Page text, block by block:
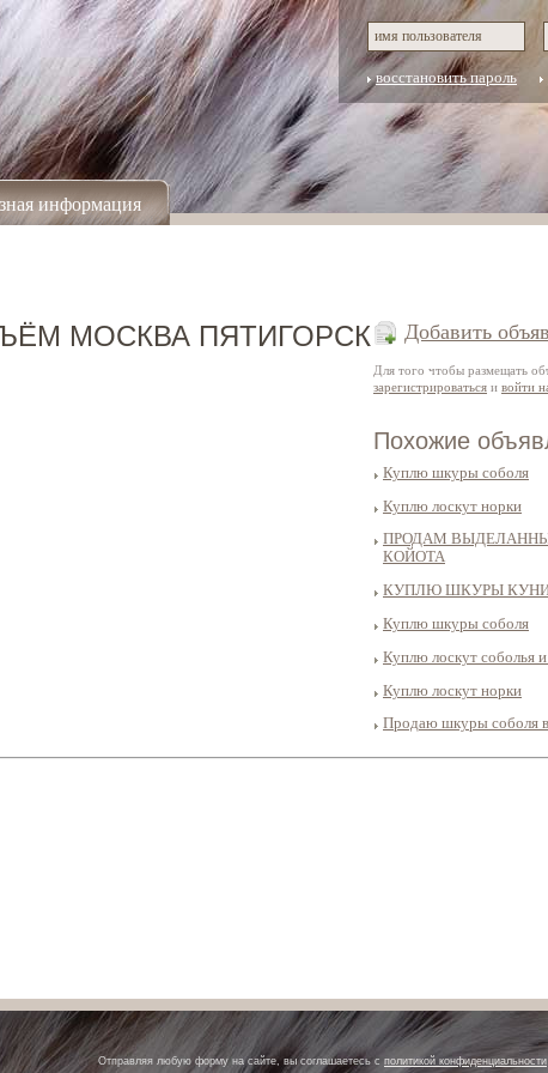
восстановить пароль
информация
Добавить
Для того чтобы размещать
зарегистрироваться и войти
Похожие
Куплю шкуры соболя
Куплю лоскут норки
ПРОДАМ
КОЙОТА
КУПЛЮ ШКУРЫ
Куплю шкуры соболя
Куплю лоскут соболья
Куплю лоскут норки
Продаю шкуры соболя
МОСКВА ПЯТИГОРСК
Отправляя любую форму на сайте, вы соглашаетесь с политикой конфиденциальности